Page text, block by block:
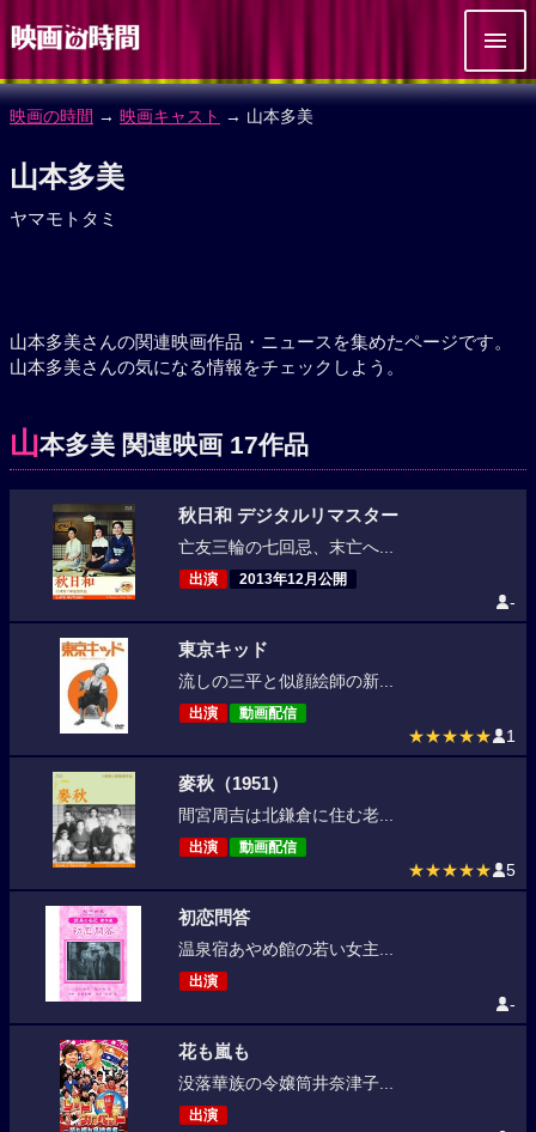
映画の時間 → 映画キャスト → 山本多美
山本多美
ヤマモトタミ
山本多美さんの関連映画作品・ニュースを集めたページです。
山本多美さんの気になる情報をチェックしよう。
山本多美 関連映画 17作品
秋日和 デジタルリマスター
亡友三輪の七回忌、末亡へ...
出演 2013年12月公開
-
東京キッド
流しの三平と似顔絵師の新...
出演 動画配信
★★★★★ 1
麥秋（1951）
間宮周吉は北鎌倉に住む老...
出演 動画配信
★★★★★ 5
初恋問答
温泉宿あやめ館の若い女主...
出演
-
花も嵐も
没落華族の令嬢筒井奈津子...
出演